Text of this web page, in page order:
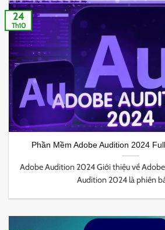
Phần Mềm Adobe Audition 2024
Adobe Audition 2024 Giới thiệu về
Audition 2024 là phiên
24
Th10